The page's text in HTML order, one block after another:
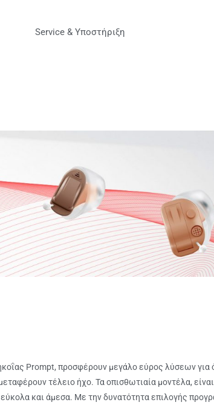
Service & Υποστήριξη
Prompt, προσφέρουν μεγάλο εύρος λύσεων
τέλειο ήχο. Τα οπισθωτιαία μοντέλα,
και άμεσα. Με την δυνατότητα επιλογής